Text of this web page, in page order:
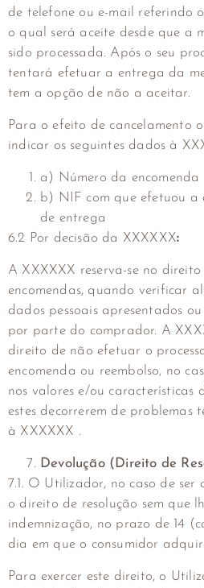
de telefone ou e-mail referindo
o qual será aceite desde que a
sido processada. Após o seu
tentará efetuar a entrega da
tem a opção de não a aceitar.
Para o efeito de cancelamento
indicar os seguintes dados à
a) Número da encomenda
b) NIF com que efetuou a
de entrega
6.2 Por decisão da XXXXXX:
A XXXXXX reserva-se no
encomendas, quando verificar
dados pessoais apresentados
por parte do comprador. A
direito de não efetuar o
encomenda ou reembolso, no
nos valores e/ou características
estes decorrerem de problemas
à XXXXXX .
Devolução (Direito de
7.1. O Utilizador, no caso de ser
o direito de resolução sem que
indemnização, no prazo de 14
dia em que o consumidor
Para exercer este direito, o